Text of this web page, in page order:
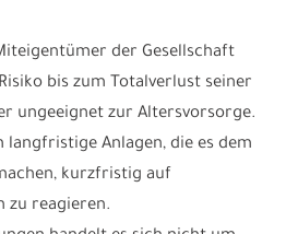
für Punkte, die bei der
ausreichend deutlich
der Gesellschaft
bis zum Totalverlust seiner
ungeeignet zur Altersvorsorge.
langfristige Anlagen, die es dem